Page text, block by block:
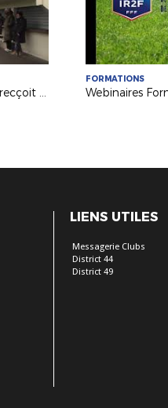
Quand le Nort AC Football (44) recçoit des matches du Pôle Espoirs
FORMATIONS
LIENS UTILES
Messagerie Clubs
District 44
District 49